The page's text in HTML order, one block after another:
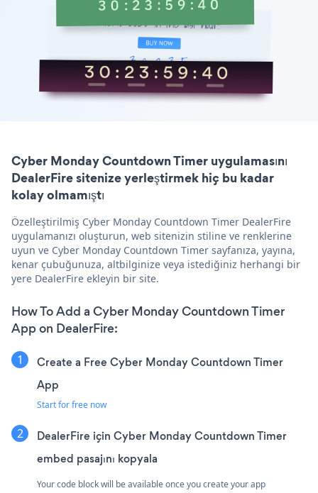
Cyber Monday Countdown Timer uygulamasını
DealerFire sitenize yerleştirmek hiç bu kadar
kolay olmamıştı
Özelleştirilmiş Cyber Monday Countdown Timer DealerFire
uygulamanızı oluşturun, web sitenizin stiline ve renklerine
uyun ve Cyber Monday Countdown Timer sayfanıza, yayına,
kenar çubuğunuza, altbilginize veya istediğiniz herhangi bir
yere DealerFire ekleyin bir site.
How To Add a Cyber Monday Countdown Timer
App on DealerFire:
Create a Free Cyber Monday Countdown Timer
App
Start for free now
DealerFire için Cyber Monday Countdown Timer
embed pasajını kopyala
Your code block will be available once you create your app